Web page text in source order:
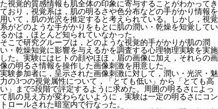
た視覚的質感情報も肌全体の印象に寄与することがわかってき
ており，視覚系は，肌の明るさや色分布などの手がかり情報を
用いて，肌の光沢を推定すると考えられている。しかし，視覚
系がどのような手がかりをもとに肌の潤い・乾燥を知覚してい
るかは，ほとんど知られていなかった。
そこで研究グループは，どのような視覚的手がかりが肌の潤
い・乾燥知覚に影響を与えるかを調査する心理物理実験を実施
した。実験にはヒトの顔やほほ，眉の画像に加え，それらの画
像の明るさ情報を操作した画像刺激を用意した。
実験参加者に，呈示された画像刺激に対して，潤い・光沢・魅
力の3つの視覚属性について，「とても低い」から「とても高
い」まで5段階で評定するように求めた。周囲の明るさによっ
て肌の見え方が変わらないように，実験は一定の明るさにコン
トロールされた暗室内で行なった。